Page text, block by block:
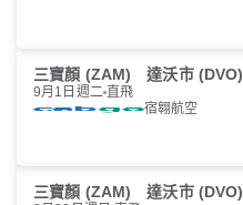
三寶顏 (ZAM) 達沃市 (DVO)
9月1日週二 直飛
宿翱航空
三寶顏 (ZAM) 達沃市 (DVO)